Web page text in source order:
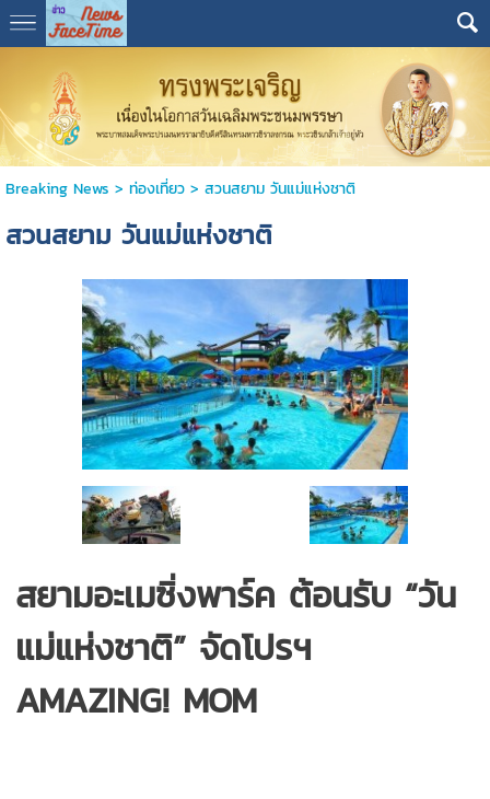
Breaking News > ท่องเที่ยว> สวนสยาม วันแม่แห่งชาติ
สวนสยาม วันแม่แห่งชาติ
สยามอะเมซิ่งพาร์ค ต้อนรับ “วัน
แม่แห่งชาติ” จัดโปรฯ
AMAZING! MOM